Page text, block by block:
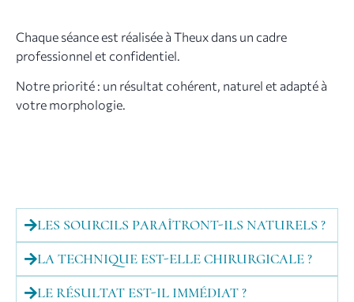
Chaque séance est réalisée à Theux dans un cadre
professionnel et confidentiel.
Notre priorité : un résultat cohérent, naturel et adapté à
votre morphologie.
LES SOURCILS PARAÎTRONT-ILS NATURELS ?
LA TECHNIQUE EST-ELLE CHIRURGICALE ?
LE RÉSULTAT EST-IL IMMÉDIAT ?